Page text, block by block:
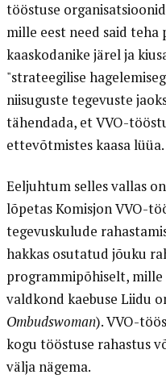
tööstuse
mille eest need said
kaaskodanike järel ja
"strateegilise
niisuguste tegevuste
tähendada, et VVO-
ettevõtmistes kaasa lüüa.
Eeljuhtum selles vallas
lõpetas Komisjon VVO-
tegevuskulude
hakkas osutatud jõuku
programmipõhiselt,
valdkond kaebuse Liidu
Ombudswoman). VVO-
kogu tööstuse rahastus
välja nägema.